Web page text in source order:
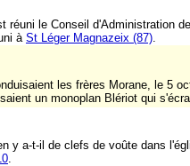
réuni le Conseil d'Administration
à St Léger Magnazeix (87).
les frères Morane, le 5
un monoplan Blériot qui
y a-t-il de clefs de voûte dans
.